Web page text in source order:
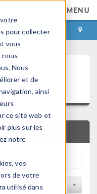
pour collecter
vous
nous
Nous
et de
ainsi
ce site web et
plus sur les
notre
vos
de votre
utilisé dans
MENU
CONTACT
et